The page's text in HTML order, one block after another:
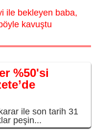
ile bekleyen baba,
kavuştu
%50'si
ile son tarih 31
peşin...